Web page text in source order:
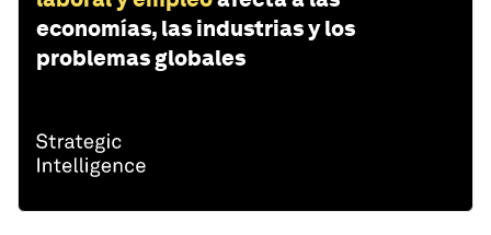
economías, las industrias y los
problemas globales